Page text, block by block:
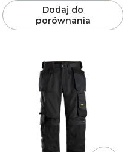
Dodaj do
porównania